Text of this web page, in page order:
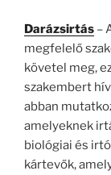
Darázsirtás –
megfelelő
követel meg,
szakembert
abban
amelyeknek
biológiai és
kártevők,